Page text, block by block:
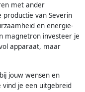
met ander
van Severin
en energie-
magnetron investeer je
apparaat, maar
jouw wensen en
vind je een uitgebreid